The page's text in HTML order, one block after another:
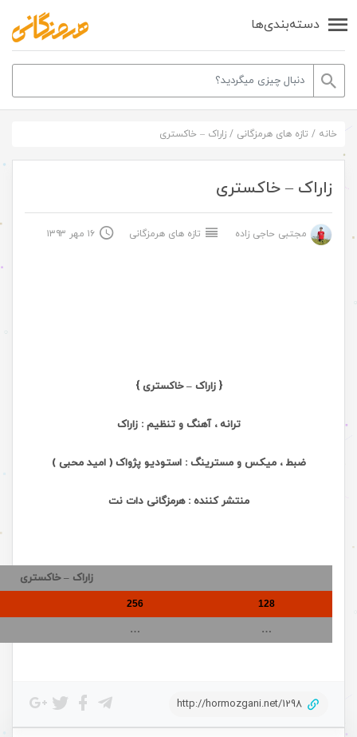
دسته‌بندی‌ها
خانه / تازه های هرمزگانی / زاراک – خاکستری
زاراک – خاکستری
مجتبی حاجی زاده تازه های هرمزگانی ۱۶ مهر ۱۳۹۳
{ زاراک – خاکستری }
ترانه ، آهنگ و تنظیم : زاراک
ضبط ، میکس و مسترینگ : استودیو پژواک ( امید محبی )
منتشر کننده : هرمزگانی دات نت
زاراک – خاکستری
128
256
…
…
http://hormozgani.net/1298